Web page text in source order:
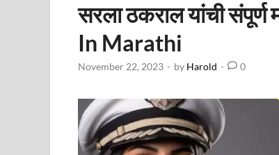
सरला ठकराल यांची
In Marathi
November 22, 2023 - by Harold - 0